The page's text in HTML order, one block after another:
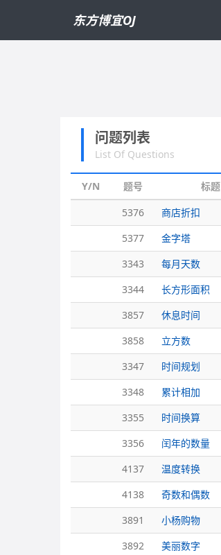
东方博宜OJ
问题列表
List Of Questions
Y/N 题号 标题
5376
商店折扣
5377
金字塔
3343
每月天数
3344
长方形面积
3857
休息时间
3858
立方数
3347
时间规划
3348
累计相加
3355
时间换算
3356
闰年的数量
4137
温度转换
4138
奇数和偶数
3891
小杨购物
3892
美丽数字